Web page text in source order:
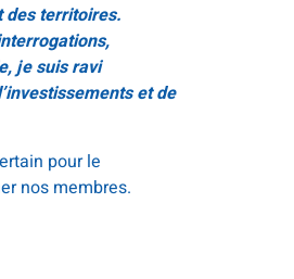
des territoires.
je suis ravi
et de
pour le
nos membres.